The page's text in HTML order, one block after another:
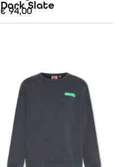
Dark Slate
€94,00